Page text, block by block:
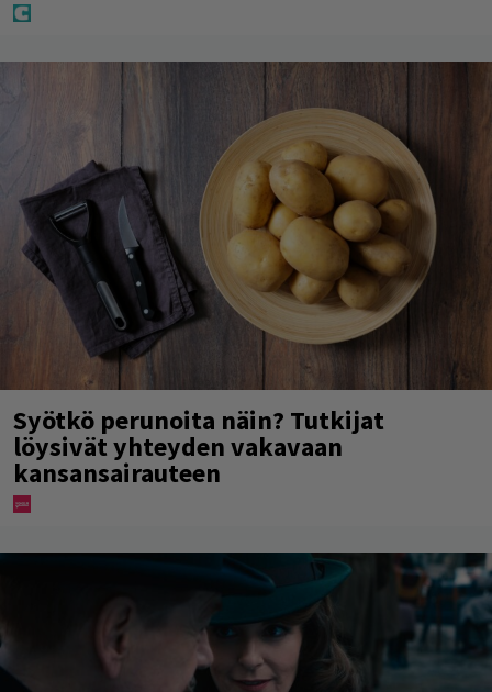
Syötkö perunoita näin? Tutkijat
löysivät yhteyden vakavaan
kansansairauteen